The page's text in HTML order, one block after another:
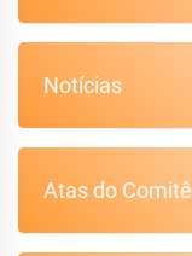
Notícias
Atas do Comitê